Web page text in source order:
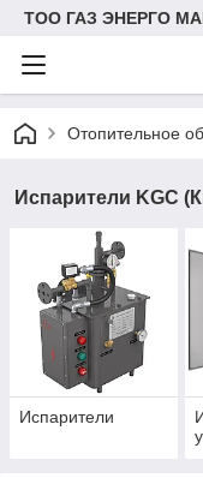
ТОО ГАЗ ЭНЕРГО
Отопительное
Испарители KGС
Испарители